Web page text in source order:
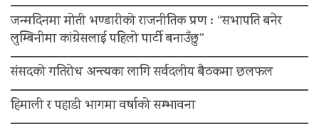
जन्मदिनमा मोती भण्डारीको राजनीतिक प्रण : “सभापति बनेर
लुम्बिनीमा कांग्रेसलाई पहिलो पार्टी बनाउँछु”
संसदको गतिरोध अन्त्यका लागि सर्वदलीय बैठकमा छलफल
हिमाली र पहाडी भागमा वर्षाको सम्भावना